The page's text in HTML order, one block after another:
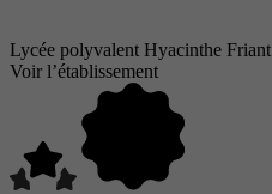
Lycée polyvalent Hyacinthe Friant
Voir l’établissement